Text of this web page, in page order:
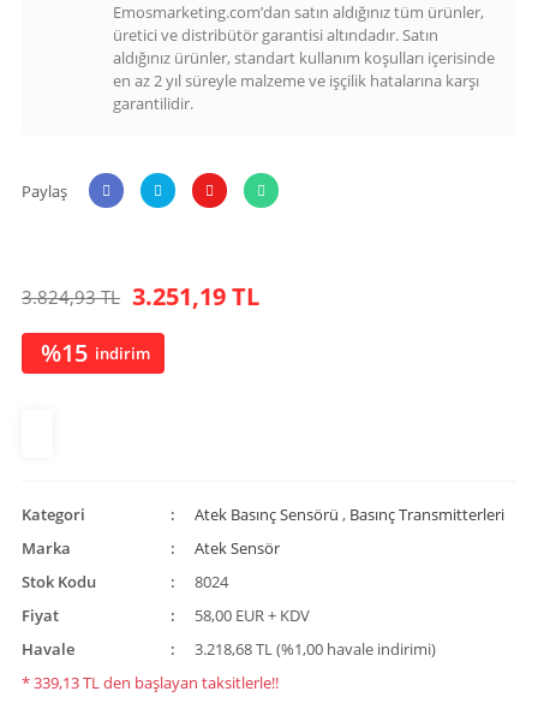
Emosmarketing.com’dan satın aldığınız tüm ürünler,
üretici ve distribütör garantisi altındadır. Satın
aldığınız ürünler, standart kullanım koşulları içerisinde
en az 2 yıl süreyle malzeme ve işçilik hatalarına karşı
garantilidir.
Paylaş
3.824,93 TL 3.251,19 TL
%15 indirim
Kategori Atek Basınç Sensörü , Basınç Transmitterleri
Marka
Atek Sensör
Stok Kodu
8024
Fiyat
58,00 EUR + KDV
Havale
3.218,68 TL (%1,00 havale indirimi)
* 339,13 TL den başlayan taksitlerle!!